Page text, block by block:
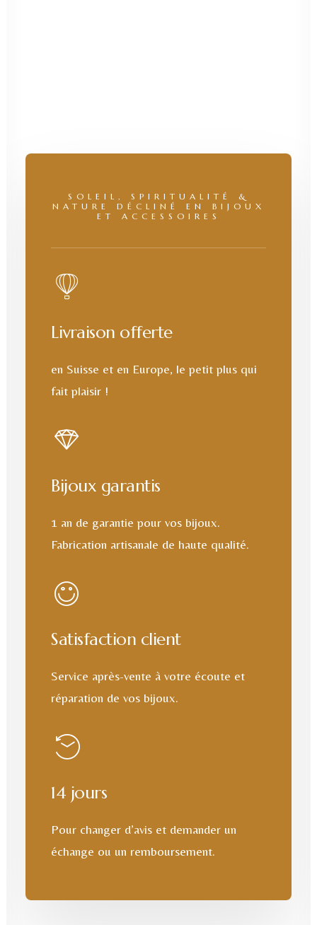
SOLEIL, SPIRITUALITÉ &
NATURE DÉCLINÉ EN BIJOUX
ET ACCESSOIRES
Livraison offerte
en Suisse et en Europe, le petit plus qui
fait plaisir !
Bijoux garantis
1 an de garantie pour vos bijoux.
Fabrication artisanale de haute qualité.
Satisfaction client
Service après-vente à votre écoute et
réparation de vos bijoux.
14 jours
Pour changer d’avis et demander un
échange ou un remboursement.